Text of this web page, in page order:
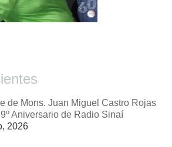
de Mons. Juan Miguel Castro Rojas
Aniversario de Radio Sinaí
2026